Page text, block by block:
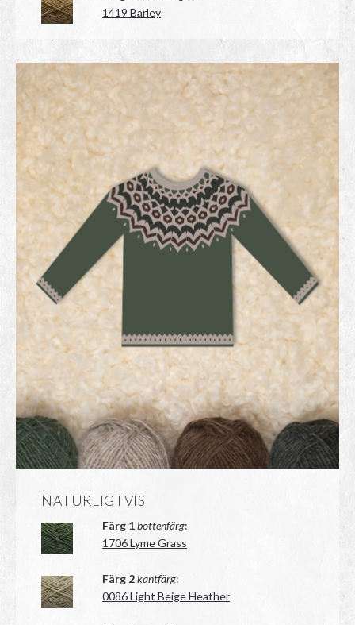
1419 Barley
NATURLIGTVIS
Färg 1bottenfärg:
1706 Lyme Grass
Färg 2kantfärg:
0086 Light Beige Heather